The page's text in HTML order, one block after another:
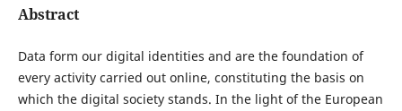
Abstract
Data form our digital identities and are the foundation of
every activity carried out online, constituting the basis on
which the digital society stands. In the light of the European